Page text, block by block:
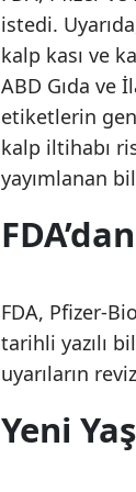
istedi.
kalp kası ve
ABD Gıda ve
etiketlerin
kalp iltihabı
yayımlanan
FDA, Pfizer-
tarihli yazılı
uyarıların
Yeni